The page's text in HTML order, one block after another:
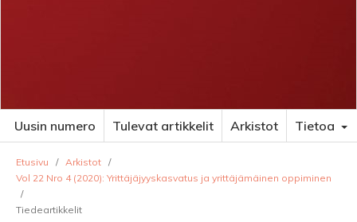
Uusin numero Tulevat artikkelit Arkistot Tietoa
Etusivu / Arkistot /
Vol 22 Nro 4 (2020): Yrittäjäjyyskasvatus ja yrittäjämäinen oppiminen
/
Tiedeartikkelit